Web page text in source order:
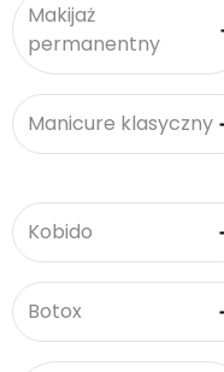
Makijaż
permanentny
Manicure klasyczny
Kobido
Botox